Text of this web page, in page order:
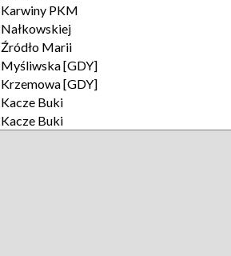
Karwiny PKM
Nałkowskiej
Źródło Marii
Myśliwska [GDY]
Krzemowa [GDY]
Kacze Buki
Kacze Buki